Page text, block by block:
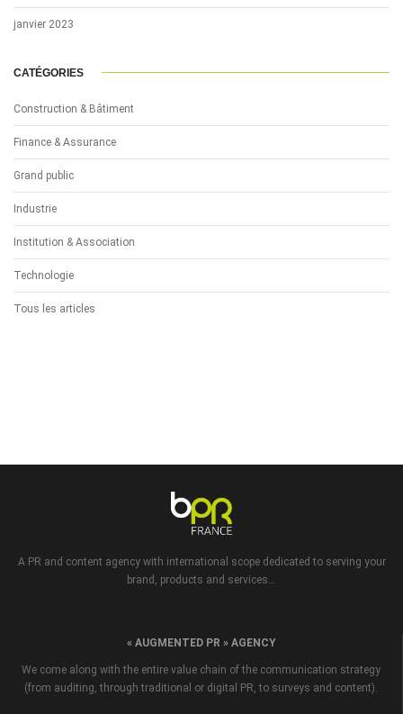
janvier 2023
CATÉGORIES
Construction & Bâtiment
Finance & Assurance
Grand public
Industrie
Institution & Association
Technologie
Tous les articles
A PR and content agency with international scope dedicated to serving your
brand, products and services...
« AUGMENTED PR » AGENCY
We come along with the entire value chain of the communication strategy
(from auditing, through traditional or digital PR, to surveys and content).